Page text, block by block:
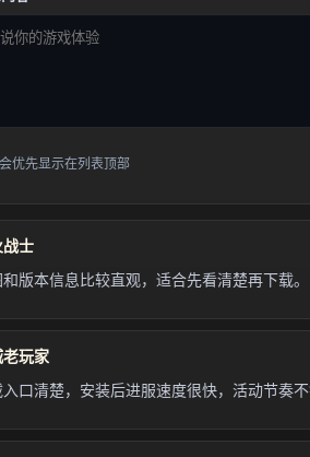
优先显示在列表顶部
战士
版本信息比较直观，适合先看清楚再下载。
老玩家
口清楚，安装后进服速度很快，活动节奏不